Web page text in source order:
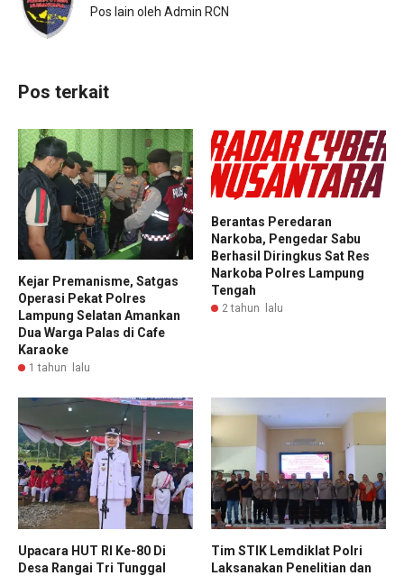
Pos lain oleh Admin RCN
Pos terkait
Kejar Premanisme, Satgas
Operasi Pekat Polres
Lampung Selatan Amankan
Dua Warga Palas di Cafe
Karaoke
1 tahun lalu
Berantas Peredaran
Narkoba, Pengedar Sabu
Berhasil Diringkus Sat Res
Narkoba Polres Lampung
Tengah
2 tahun lalu
Upacara HUT RI Ke-80 Di
Desa Rangai Tri Tunggal
Tim STIK Lemdiklat Polri
Laksanakan Penelitian dan